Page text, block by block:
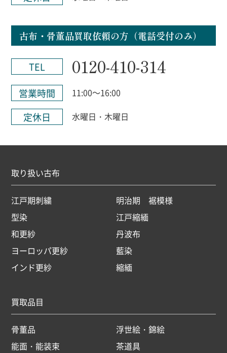
古布・骨董品買取依頼の方（電話受付のみ）
TEL 0120-410-314
営業時間 11:00～16:00
定休日 水曜日・木曜日
取り扱い古布
江戸期刺繍
明治期 裾模様
型染
江戸縮緬
和更紗
丹波布
ヨーロッパ更紗
藍染
インド更紗
縮緬
買取品目
骨董品
浮世絵・錦絵
能面・能装束
茶道具